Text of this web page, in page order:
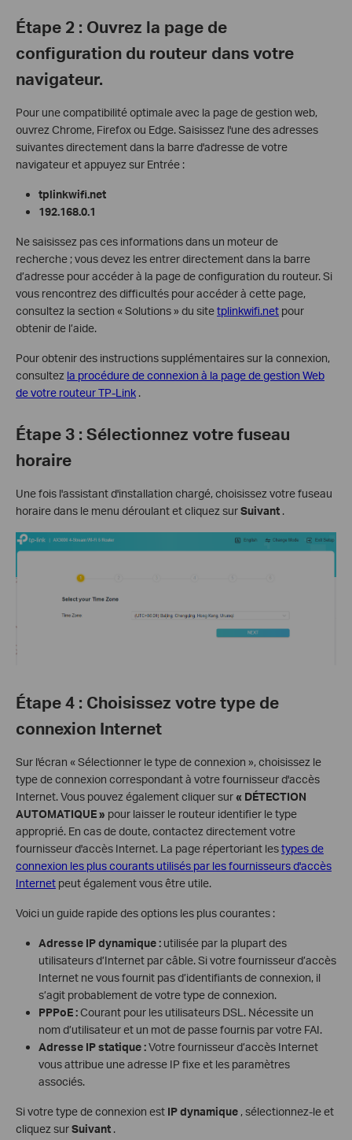
Étape 2 : Ouvrez la page de
configuration du routeur dans votre
navigateur.
Pour une compatibilité optimale avec la page de gestion web,
ouvrez Chrome, Firefox ou Edge. Saisissez l'une des adresses
suivantes directement dans la barre d'adresse de votre
navigateur et appuyez sur Entrée :
tplinkwifi.net
192.168.0.1
Ne saisissez pas ces informations dans un moteur de
recherche ; vous devez les entrer directement dans la barre
d’adresse pour accéder à la page de configuration du routeur. Si
vous rencontrez des difficultés pour accéder à cette page,
consultez la section « Solutions » du sitetplinkwifi.net pour
obtenir de l’aide.
Pour obtenir des instructions supplémentaires sur la connexion,
consultez la procédure de connexion à la page de gestion Web
de votre routeur TP-Link .
Étape 3 : Sélectionnez votre fuseau
horaire
Une fois l'assistant d'installation chargé, choisissez votre fuseau
horaire dans le menu déroulant et cliquez surSuivant .
Étape 4 : Choisissez votre type de
connexion Internet
Sur l'écran « Sélectionner le type de connexion », choisissez le
type de connexion correspondant à votre fournisseur d'accès
Internet. Vous pouvez également cliquer sur« DÉTECTION
AUTOMATIQUE » pour laisser le routeur identifier le type
approprié. En cas de doute, contactez directement votre
fournisseur d'accès Internet. La page répertoriant lestypes de
connexion les plus courants utilisés par les fournisseurs d'accès
Internet peut également vous être utile.
Voici un guide rapide des options les plus courantes :
Adresse IP dynamique : utilisée par la plupart des
utilisateurs d’Internet par câble. Si votre fournisseur d’accès
Internet ne vous fournit pas d’identifiants de connexion, il
s’agit probablement de votre type de connexion.
PPPoE :Courant pour les utilisateurs DSL. Nécessite un
nom d’utilisateur et un mot de passe fournis par votre FAI.
Adresse IP statique :Votre fournisseur d’accès Internet
vous attribue une adresse IP fixe et les paramètres
associés.
Si votre type de connexion est IP dynamique , sélectionnez-le et
cliquez surSuivant .